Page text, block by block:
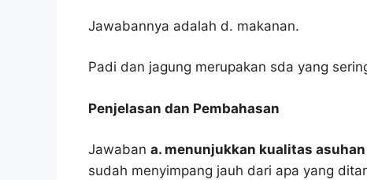
Jawabannya adalah d. makanan.
Padi dan jagung merupakan sda yang
Penjelasan dan Pembahasan
Jawaban a. menunjukkan kualitas
sudah menyimpang jauh dari apa yang